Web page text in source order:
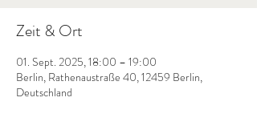
Zeit & Ort
01. Sept. 2025, 18:00 – 19:00
Berlin, Rathenaustraße 40, 12459 Berlin,
Deutschland